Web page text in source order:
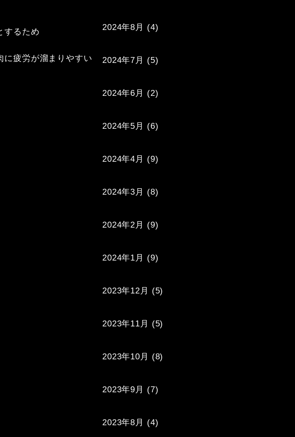
するため
に疲労が溜まりやすい
2024年8月 (4)
2024年7月 (5)
2024年6月 (2)
2024年5月 (6)
2024年4月 (9)
2024年3月 (8)
2024年2月 (9)
2024年1月 (9)
2023年12月 (5)
2023年11月 (5)
2023年10月 (8)
2023年9月 (7)
2023年8月 (4)